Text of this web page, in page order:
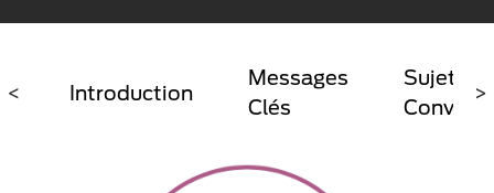
< >
Introduction
Messages
Clés
Sujet De